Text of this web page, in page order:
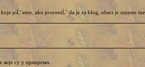
piĹˇemo, ako proceniĹˇ da je za blog, ubaci je umesto
које су у припреми.